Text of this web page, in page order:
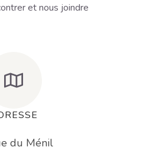
et nous joindre
du Ménil